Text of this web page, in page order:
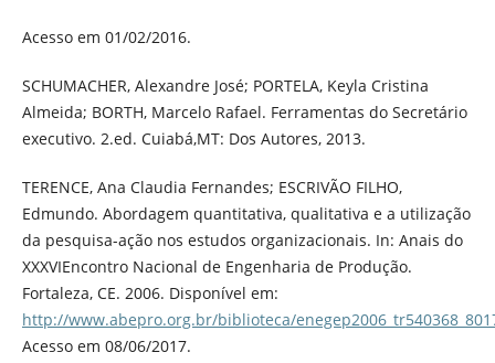
Acesso em 01/02/2016.
SCHUMACHER, Alexandre José; PORTELA, Keyla Cristina
Almeida; BORTH, Marcelo Rafael. Ferramentas do Secretário
executivo. 2.ed. Cuiabá,MT: Dos Autores, 2013.
TERENCE, Ana Claudia Fernandes; ESCRIVÃO FILHO,
Edmundo. Abordagem quantitativa, qualitativa e a utilização
da pesquisa-ação nos estudos organizacionais. In: Anais do
XXXVIEncontro Nacional de Engenharia de Produção.
Fortaleza, CE. 2006. Disponível em:
http://www.abepro.org.br/biblioteca/
Acesso em 08/06/2017.